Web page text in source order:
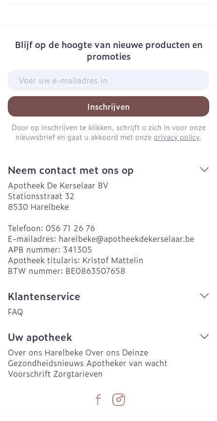
Blijf op de hoogte van nieuwe producten en
promoties
Inschrijven
Door op inschrijven te klikken, schrijft u zich in voor onze
nieuwsbrief en gaat u akkoord met onze privacy policy.
Neem contact met ons op
Apotheek De Kerselaar BV
Stationsstraat 32
8530 Harelbeke
Telefoon: 056 71 26 76
E-mailadres: harelbeke@apotheekdekerselaar.be
APB nummer: 341305
Apotheek titularis: Kristof Mattelin
BTW nummer: BE0863507658
Klantenservice
FAQ
Uw apotheek
Over ons Harelbeke Over ons Deinze
Gezondheidsnieuws Apotheker van wacht
Voorschrift Zorgtarieven